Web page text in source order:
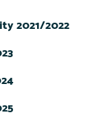
2021/2022